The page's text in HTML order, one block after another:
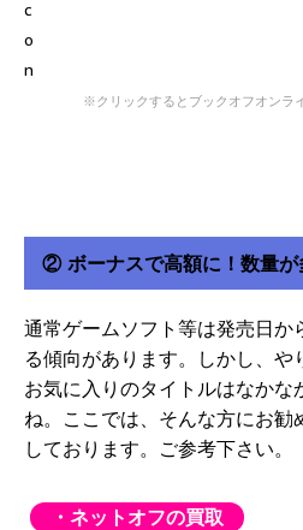
※クリックするとブックオフオンラ
② ボーナスで高額に！数量が
通常ゲームソフト等は発売日か
る傾向があります。しかし、や
お気に入りのタイトルはなかな
ね。ここでは、そんな方にお勧
しております。ご参考下さい。
・ネットオフの買取